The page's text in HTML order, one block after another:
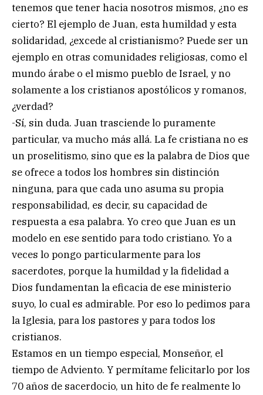
tenemos que tener hacia nosotros mismos, ¿no es
cierto? El ejemplo de Juan, esta humildad y esta
solidaridad, ¿excede al cristianismo? Puede ser un
ejemplo en otras comunidades religiosas, como el
mundo árabe o el mismo pueblo de Israel, y no
solamente a los cristianos apostólicos y romanos,
¿verdad?
-Sí, sin duda. Juan trasciende lo puramente
particular, va mucho más allá. La fe cristiana no es
un proselitismo, sino que es la palabra de Dios que
se ofrece a todos los hombres sin distinción
ninguna, para que cada uno asuma su propia
responsabilidad, es decir, su capacidad de
respuesta a esa palabra. Yo creo que Juan es un
modelo en ese sentido para todo cristiano. Yo a
veces lo pongo particularmente para los
sacerdotes, porque la humildad y la fidelidad a
Dios fundamentan la eficacia de ese ministerio
suyo, lo cual es admirable. Por eso lo pedimos para
la Iglesia, para los pastores y para todos los
cristianos.
Estamos en un tiempo especial, Monseñor, el
tiempo de Adviento. Y permítame felicitarlo por los
70 años de sacerdocio, un hito de fe realmente lo